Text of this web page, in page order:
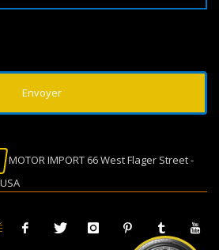
MOTOR IMPORT 66 West Flager Street -